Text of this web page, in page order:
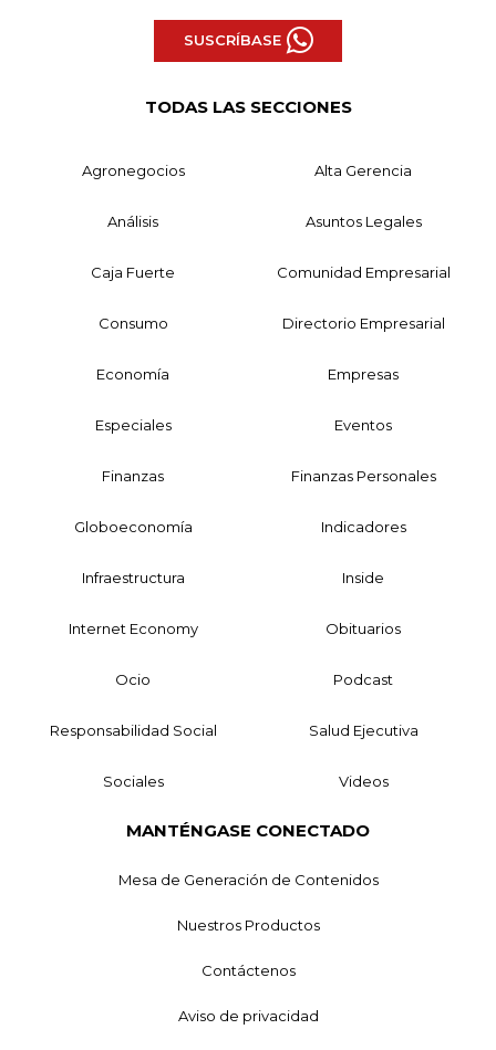
SUSCRÍBASE
TODAS LAS SECCIONES
Agronegocios Alta Gerencia
Análisis Asuntos Legales
Caja Fuerte Comunidad Empresarial
Consumo Directorio Empresarial
Economía Empresas
Especiales Eventos
Finanzas Finanzas Personales
Globoeconomía Indicadores
Infraestructura Inside
Internet Economy Obituarios
Ocio Podcast
Responsabilidad Social Salud Ejecutiva
Sociales Videos
MANTÉNGASE CONECTADO
Mesa de Generación de Contenidos
Nuestros Productos
Contáctenos
Aviso de privacidad